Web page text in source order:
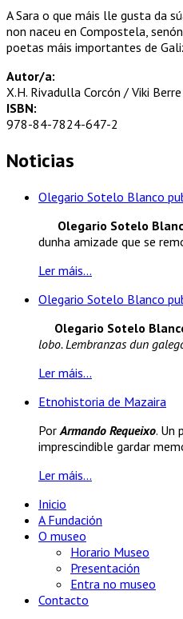
A Sara o que máis lle gusta da
non naceu en Compostela,
poetas máis importantes de
Autor/a:
X.H. Rivadulla Corcón / Viki Berre
ISBN:
978-84-7824-647-2
Noticias
Olegario Sotelo Blanco
Olegario Sotelo
dunha amizade que se
Ler máis...
Olegario Sotelo Blanco
Olegario Sotelo
lobo. Lembranzas dun
Ler máis...
Etnohistoria de Mazaira
Por Armando Requeixo. Un
imprescindible gardar
Ler máis...
Inicio
A Fundación
O museo
Horario Museo
Presentación
Entra no museo
Contacto